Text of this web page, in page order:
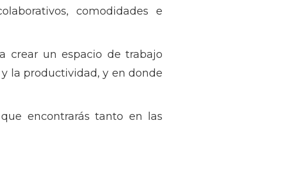
comodidades e
crear un espacio de trabajo
la productividad, y en donde
encontrarás tanto en las